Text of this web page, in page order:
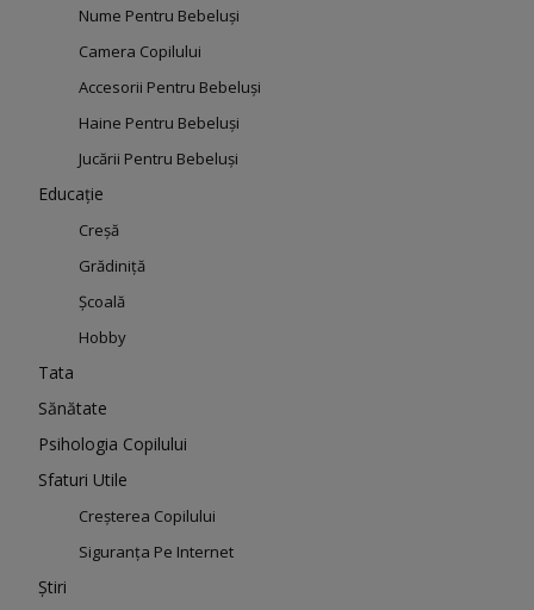
Nume Pentru Bebeluși
Camera Copilului
Accesorii Pentru Bebeluși
Haine Pentru Bebeluși
Jucării Pentru Bebeluși
Educație
Creșă
Grădiniță
Școală
Hobby
Tata
Sănătate
Psihologia Copilului
Sfaturi Utile
Creșterea Copilului
Siguranța Pe Internet
Știri